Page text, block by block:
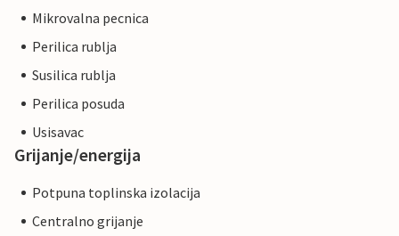
Mikrovalna pecnica
Perilica rublja
Susilica rublja
Perilica posuda
Usisavac
Grijanje/energija
Potpuna toplinska izolacija
Centralno grijanje